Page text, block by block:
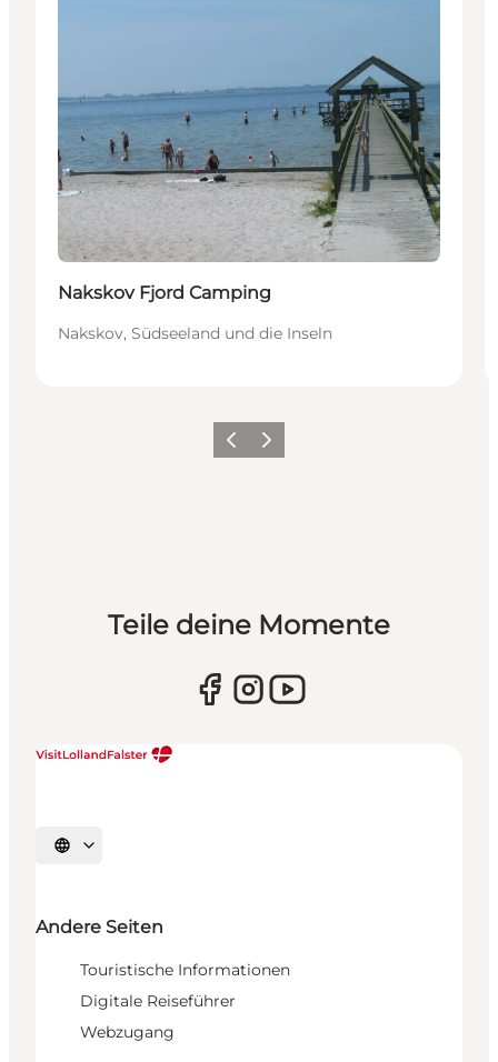
Nakskov Fjord Camping
Nakskov, Südseeland und die Inseln
ZurückWeiter
Teile deine Momente
Sprache auswählen
Andere Seiten
Touristische Informationen
Digitale Reiseführer
Webzugang